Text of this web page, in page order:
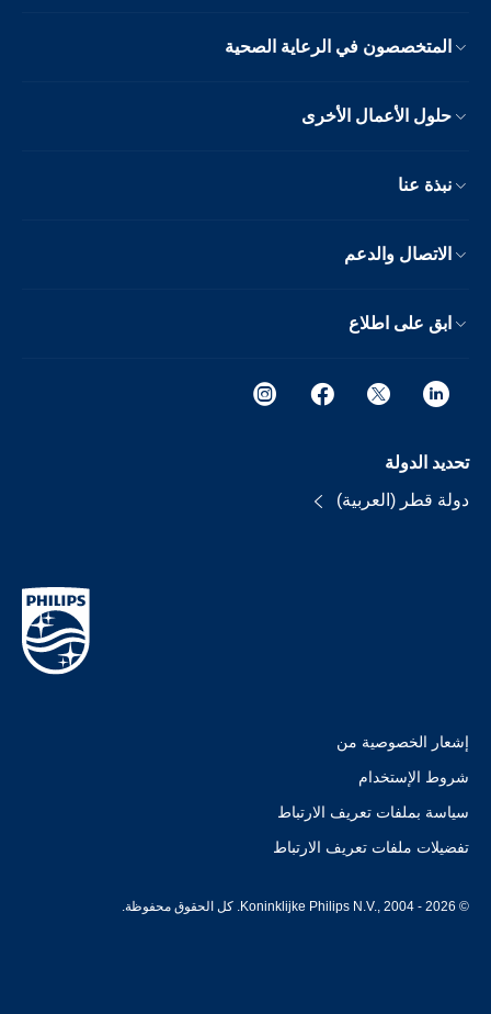
المتخصصون في الرعاية الصحية
حلول الأعمال الأخرى
نبذة عنا
الاتصال والدعم
ابق على اطلاع
تحديد الدولة
دولة قطر (العربية)
إشعار الخصوصية من
شروط الإستخدام
سياسة بملفات تعريف الارتباط
تفضيلات ملفات تعريف الارتباط
© Koninklijke Philips N.V., 2004 - 2026. كل الحقوق محفوظة.